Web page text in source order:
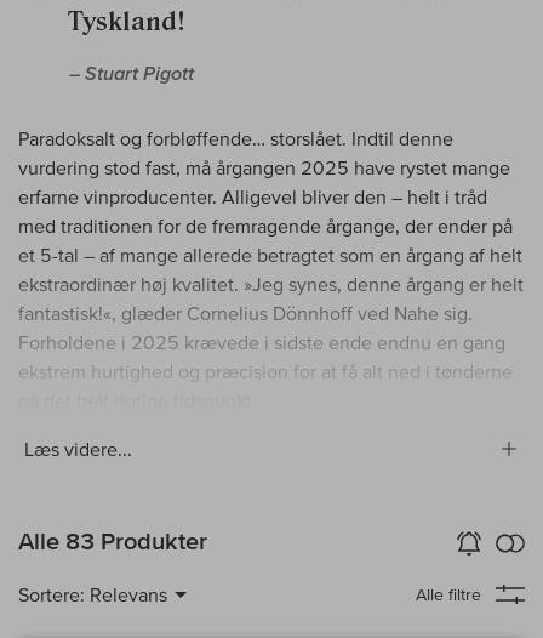
Tyskland!
– Stuart Pigott
Paradoksalt og forbløffende… storslået. Indtil denne
vurdering stod fast, må årgangen 2025 have rystet mange
erfarne vinproducenter. Alligevel bliver den – helt i tråd
med traditionen for de fremragende årgange, der ender på
et 5-tal – af mange allerede betragtet som en årgang af helt
ekstraordinær høj kvalitet. »Jeg synes, denne årgang er helt
fantastisk!«, glæder Cornelius Dönnhoff ved Nahe sig.
Forholdene i 2025 krævede i sidste ende endnu en gang
ekstrem hurtighed og præcision for at få alt ned i tønderne
Læs videre...
Alle 83 Produkter Vin-Alarm
aktiver
Sortere: Relevans Alle filtre